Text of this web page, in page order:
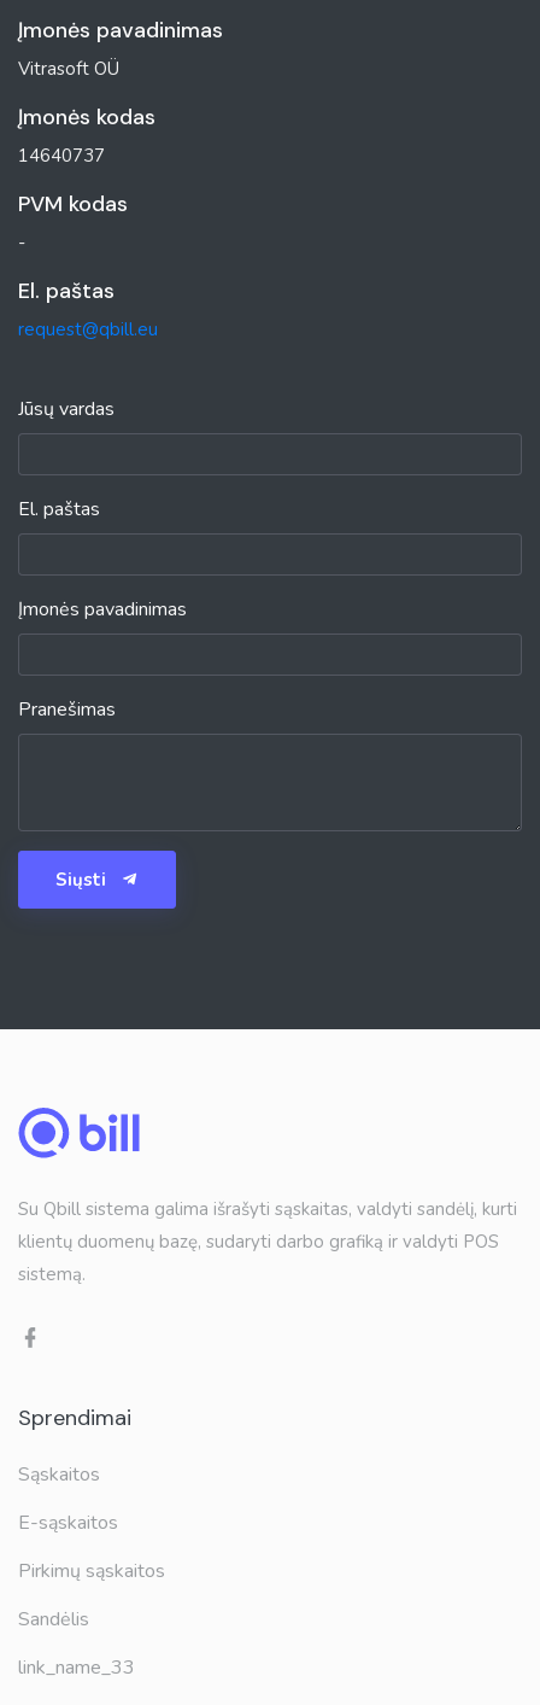
Įmonės pavadinimas
Vitrasoft OÜ
Įmonės kodas
14640737
PVM kodas
-
El. paštas
request@qbill.eu
Jūsų vardas
El. paštas
Įmonės pavadinimas
Pranešimas
Siųsti
Su Qbill sistema galima išrašyti sąskaitas, valdyti sandėlį, kurti
klientų duomenų bazę, sudaryti darbo grafiką ir valdyti POS
sistemą.
Sprendimai
Sąskaitos
E-sąskaitos
Pirkimų sąskaitos
Sandėlis
link_name_33